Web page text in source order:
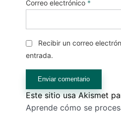
Correo electrónico *
Recibir un correo
entrada.
Este sitio usa Akismet
Aprende cómo se